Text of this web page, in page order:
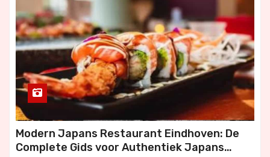
Modern Japans Restaurant Eindhoven: De
Complete Gids voor Authentiek Japans